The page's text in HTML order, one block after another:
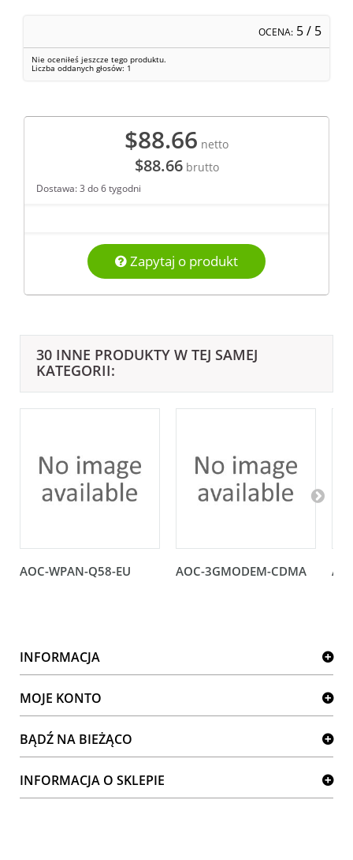
OCENA: 5/ 5
Nie oceniłeś jeszcze tego produktu.
Liczba oddanych głosów: 1
$88.66 netto
$88.66brutto
Dostawa: 3 do 6 tygodni
Zapytaj o produkt
30 INNE PRODUKTY W TEJ SAMEJ
KATEGORII:
AOC-WPAN-Q58-EU AOC-3GMODEM-CDMA
INFORMACJA
MOJE KONTO
BĄDŹ NA BIEŻĄCO
INFORMACJA O SKLEPIE